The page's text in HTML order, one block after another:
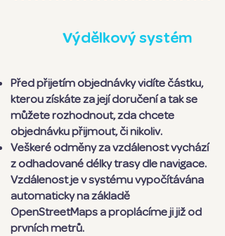
Výdělkový systém
Před přijetím objednávky vidíte částku,
kterou získáte za její doručení a tak se
můžete rozhodnout, zda chcete
objednávku přijmout, či nikoliv.
Veškeré odměny za vzdálenost vychází
z odhadované délky trasy dle navigace.
Vzdálenost je v systému vypočítávána
automaticky na základě
OpenStreetMaps a proplácíme ji již od
prvních metrů.